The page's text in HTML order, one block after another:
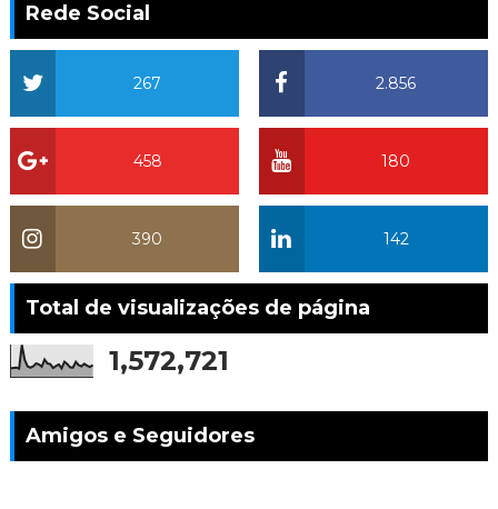
Rede Social
2.856
267
180
458
142
390
Total de visualizações de página
1,572,721
Amigos e Seguidores